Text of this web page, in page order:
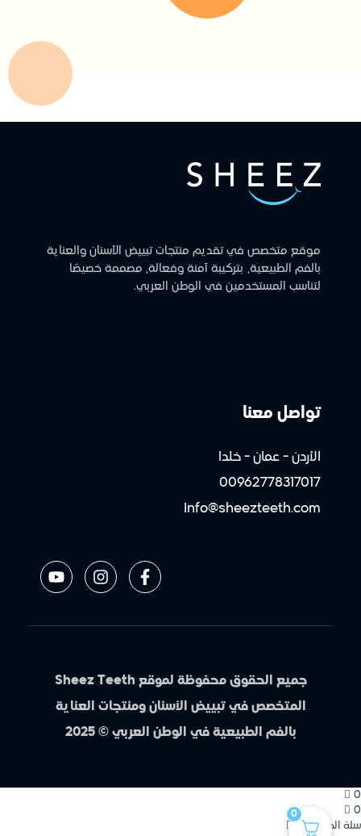
موقع متخصص في تقديم منتجات تبييض الأسنان والعناية
بالفم الطبيعية، بتركيبة آمنة وفعالة، مصممة خصيصًا
لتناسب المستخدمين في الوطن العربي.
تواصل معنا
الأردن - عمان - خلدا
00962778317017
Info@sheezteeth.com
جميع الحقوق محفوظة لموقع Sheez Teeth
المتخصص في تبييض الأسنان ومنتجات العناية
بالفم الطبيعية في الوطن العربي © 2025
0
0
سلة المشتريات
0